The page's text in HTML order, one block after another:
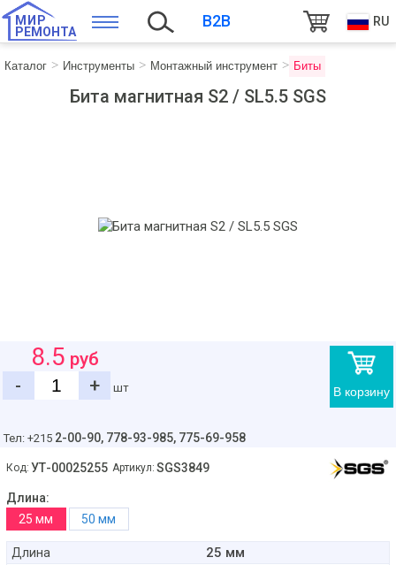
МИР
РЕМОНТА
B2B RU
Каталог Инструменты Монтажный инструмент Биты
Бита магнитная S2 / SL5.5 SGS
В корзину
8.5 руб
-
+ шт
Тел: +215 2-00-90, 778-93-985, 775-69-958
Код: УТ-00025255 Артикул: SGS3849
Длина:
25 мм
50 мм
Длина 25 мм